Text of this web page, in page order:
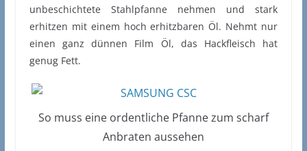
unbeschichtete Stahlpfanne nehmen und stark
erhitzen mit einem hoch erhitzbaren Öl. Nehmt nur
einen ganz dünnen Film Öl, das Hackfleisch hat
genug Fett.
So muss eine ordentliche Pfanne zum scharf
Anbraten aussehen